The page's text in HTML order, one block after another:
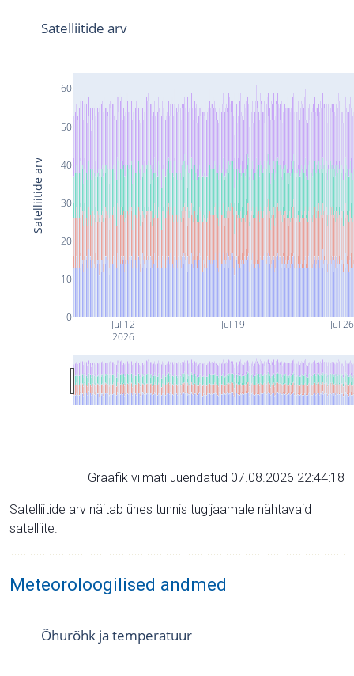
Jul 12
2026
Jul 19 Jul 26
0
10
20
30
40
50
60
Satelliitide arv
Satelliitide arv
Graafik viimati uuendatud 07.08.2026 22:44:18
Satelliitide arv näitab ühes tunnis tugijaamale nähtavaid
satelliite.
Meteoroloogilised andmed
Õhurõhk ja temperatuur